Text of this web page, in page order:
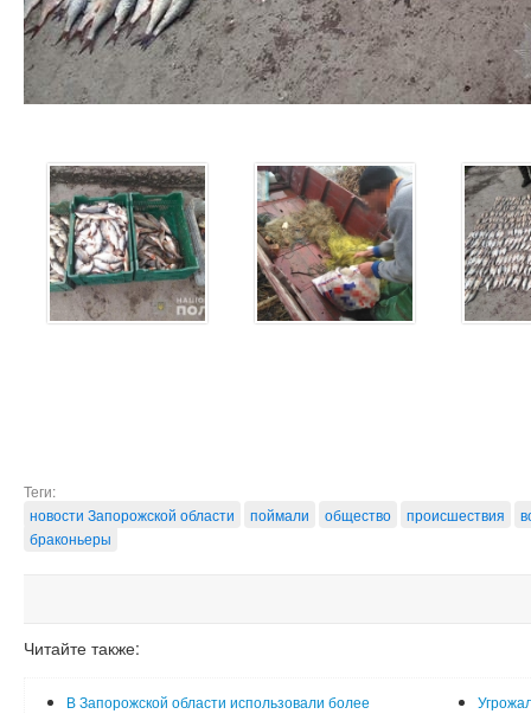
Теги:
новости Запорожской области
поймали общество происшествия
браконьеры
Читайте также:
В Запорожской области использовали более